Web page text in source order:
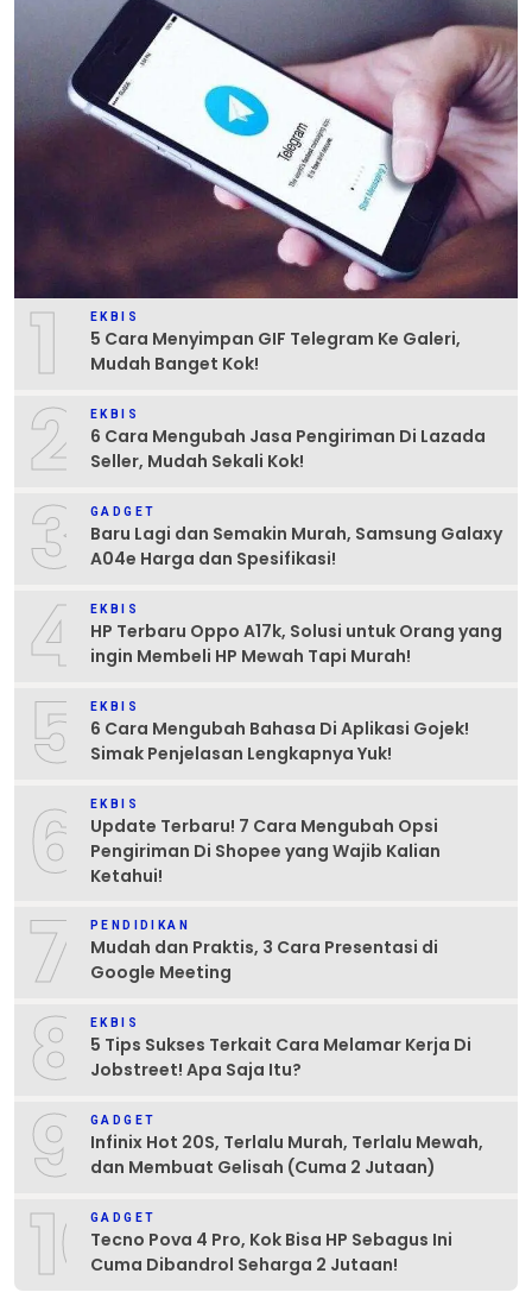
1 EKBIS
5 Cara Menyimpan GIF Telegram Ke Galeri,
Mudah Banget Kok!
2 EKBIS
6 Cara Mengubah Jasa Pengiriman Di Lazada
Seller, Mudah Sekali Kok!
3 GADGET
Baru Lagi dan Semakin Murah, Samsung Galaxy
A04e Harga dan Spesifikasi!
4 EKBIS
HP Terbaru Oppo A17k, Solusi untuk Orang yang
ingin Membeli HP Mewah Tapi Murah!
5 EKBIS
6 Cara Mengubah Bahasa Di Aplikasi Gojek!
Simak Penjelasan Lengkapnya Yuk!
6 EKBIS
Update Terbaru! 7 Cara Mengubah Opsi
Pengiriman Di Shopee yang Wajib Kalian
Ketahui!
7 PENDIDIKAN
Mudah dan Praktis, 3 Cara Presentasi di
Google Meeting
8 EKBIS
5 Tips Sukses Terkait Cara Melamar Kerja Di
Jobstreet! Apa Saja Itu?
9 GADGET
Infinix Hot 20S, Terlalu Murah, Terlalu Mewah,
dan Membuat Gelisah (Cuma 2 Jutaan)
10GADGET
Tecno Pova 4 Pro, Kok Bisa HP Sebagus Ini
Cuma Dibandrol Seharga 2 Jutaan!